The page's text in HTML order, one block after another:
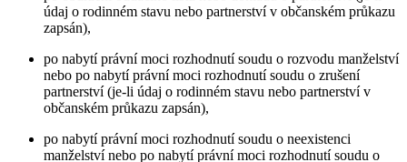
údaj o rodinném stavu nebo partnerství v občanském průkazu
zapsán),
po nabytí právní moci rozhodnutí soudu o rozvodu manželství
nebo po nabytí právní moci rozhodnutí soudu o zrušení
partnerství (je-li údaj o rodinném stavu nebo partnerství v
občanském průkazu zapsán),
po nabytí právní moci rozhodnutí soudu o neexistenci
manželství nebo po nabytí právní moci rozhodnutí soudu o